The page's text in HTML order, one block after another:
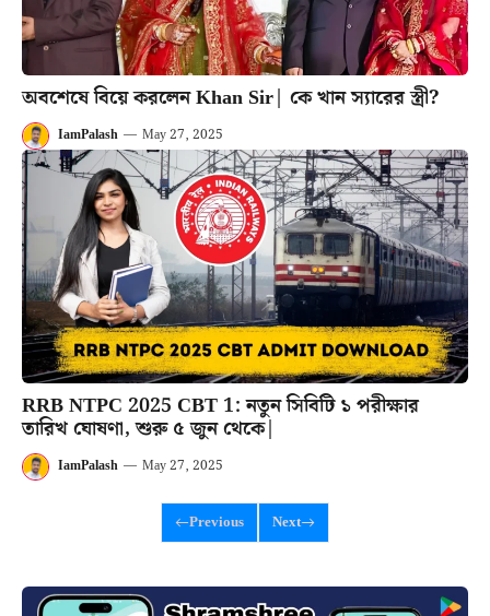
অবশেষে বিয়ে করলেন Khan Sir| কে খান স্যারের স্ত্রী?
IamPalash — May 27, 2025
RRB NTPC 2025 CBT 1: নতুন সিবিটি ১ পরীক্ষার
তারিখ ঘোষণা, শুরু ৫ জুন থেকে|
IamPalash — May 27, 2025
Previous Next